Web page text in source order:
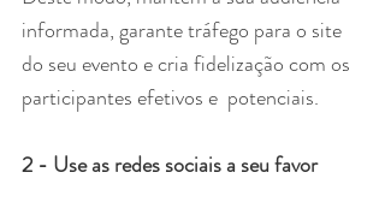
informada, garante tráfego para o site
do seu evento e cria fidelização com os
participantes efetivos e  potenciais.
2 - Use as redes sociais a seu favor